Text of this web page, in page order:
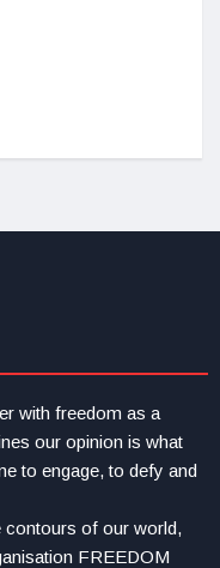
with freedom as a
our opinion is what
to engage, to defy and
contours of our world,
FREEDOM